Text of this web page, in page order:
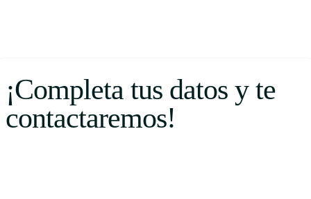
¡Completa tus datos y te
contactaremos!